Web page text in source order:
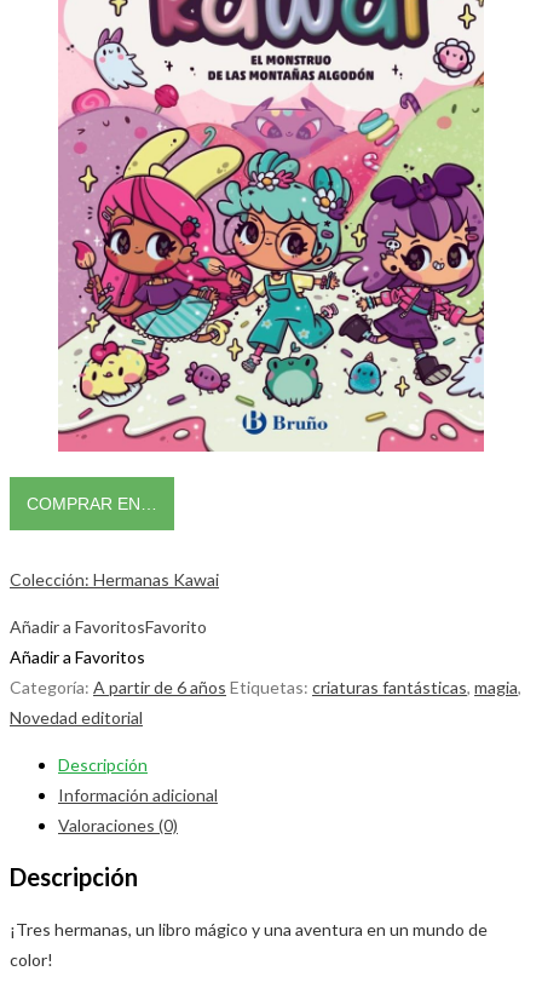
COMPRAR EN…
Colección: Hermanas Kawai
Añadir a FavoritosFavorito
Añadir a Favoritos
Categoría: A partir de 6 años Etiquetas: criaturas fantásticas, magia,
Novedad editorial
Descripción
Información adicional
Valoraciones (0)
Descripción
¡Tres hermanas, un libro mágico y una aventura en un mundo de
color!